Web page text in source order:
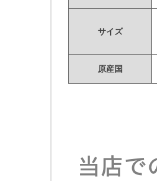
サイズ
原産国